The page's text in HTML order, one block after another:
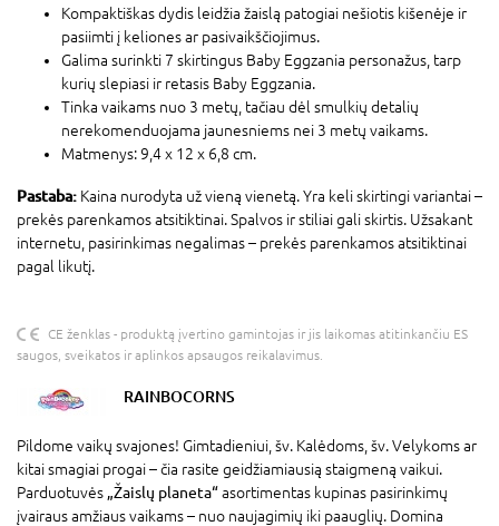
Kompaktiškas dydis leidžia žaislą patogiai nešiotis kišenėje ir
pasiimti į keliones ar pasivaikščiojimus.
Galima surinkti 7 skirtingus Baby Eggzania personažus, tarp
kurių slepiasi ir retasis Baby Eggzania.
Tinka vaikams nuo 3 metų, tačiau dėl smulkių detalių
nerekomenduojama jaunesniems nei 3 metų vaikams.
Matmenys: 9,4 x 12 x 6,8 cm.
Pastaba: Kaina nurodyta už vieną vienetą. Yra keli skirtingi variantai –
prekės parenkamos atsitiktinai. Spalvos ir stiliai gali skirtis. Užsakant
internetu, pasirinkimas negalimas – prekės parenkamos atsitiktinai
pagal likutį.
CE ženklas - produktą įvertino gamintojas ir jis laikomas atitinkančiu ES
saugos, sveikatos ir aplinkos apsaugos reikalavimus.
RAINBOCORNS
Pildome vaikų svajones! Gimtadieniui, šv. Kalėdoms, šv. Velykoms ar
kitai smagiai progai – čia rasite geidžiamiausią staigmeną vaikui.
Parduotuvės „Žaislų planeta“asortimentas kupinas pasirinkimų
įvairaus amžiaus vaikams – nuo naujagimių iki paauglių. Domina